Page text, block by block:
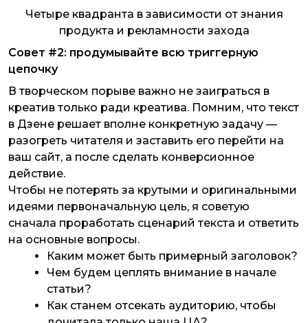
Четыре квадранта в зависимости от знания
продукта и рекламности захода
Совет #2: продумывайте всю триггерную
цепочку
В творческом порыве важно не заиграться в
креатив только ради креатива. Помним, что текст
в Дзене решает вполне конкретную задачу —
разогреть читателя и заставить его перейти на
ваш сайт, а после сделать конверсионное
действие.
Чтобы не потерять за крутыми и оригинальными
идеями первоначальную цель, я советую
сначала проработать сценарий текста и ответить
на основные вопросы.
Каким может быть примерный заголовок?
Чем будем цеплять внимание в начале
статьи?
Как станем отсекать аудиторию, чтобы